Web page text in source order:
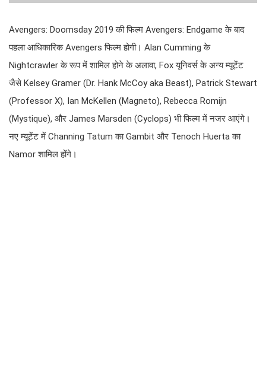
Avengers: Doomsday 2019 की फिल्म Avengers: Endgame के बाद
पहला आधिकारिक Avengers फिल्म होगी। Alan Cumming के
Nightcrawler के रूप में शामिल होने के अलावा, Fox यूनिवर्स के अन्य म्यूटेंट
जैसे Kelsey Gramer (Dr. Hank McCoy aka Beast), Patrick Stewart
(Professor X), Ian McKellen (Magneto), Rebecca Romijn
(Mystique), और James Marsden (Cyclops) भी फिल्म में नजर आएंगे।
नए म्यूटेंट में Channing Tatum का Gambit और Tenoch Huerta का
Namor शामिल होंगे।